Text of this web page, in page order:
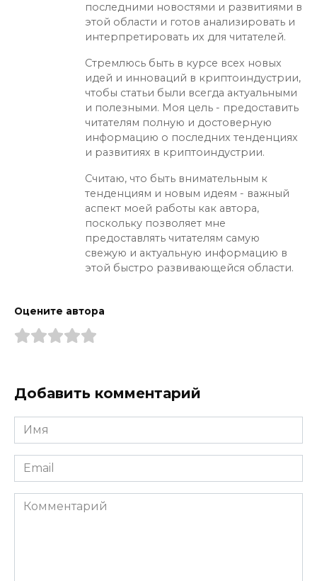
последними новостями и развитиями в
этой области и готов анализировать и
интерпретировать их для читателей.
Стремлюсь быть в курсе всех новых
идей и инноваций в криптоиндустрии,
чтобы статьи были всегда актуальными
и полезными. Моя цель - предоставить
читателям полную и достоверную
информацию о последних тенденциях
и развитиях в криптоиндустрии.
Считаю, что быть внимательным к
тенденциям и новым идеям - важный
аспект моей работы как автора,
поскольку позволяет мне
предоставлять читателям самую
свежую и актуальную информацию в
этой быстро развивающейся области.
Оцените автора
Добавить комментарий
Имя
*
Email
*
Комментарий